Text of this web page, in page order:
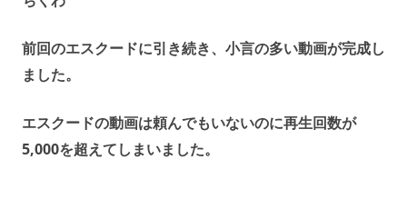
前回のエスクードに引き続き、小言の多い動画が完成し
ました。
エスクードの動画は頼んでもいないのに再生回数が
5,000を超えてしまいました。